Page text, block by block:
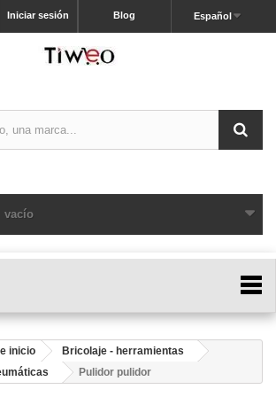
Español
Blog
Iniciar sesión
vacío
inicio
Bricolaje - herramientas
Pulidor pulidor